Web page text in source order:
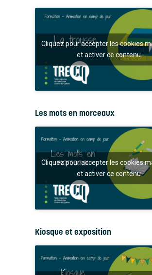
Cliquez pour accepter les cookies
et activer ce contenu
Les mots en morceaux
Cliquez pour accepter les cookies
et activer ce contenu
Kiosque et exposition